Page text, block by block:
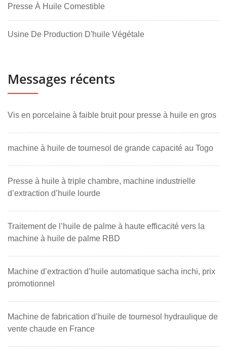
Presse À Huile Comestible
Usine De Production D'huile Végétale
Messages récents
Vis en porcelaine à faible bruit pour presse à huile en gros
machine à huile de tournesol de grande capacité au Togo
Presse à huile à triple chambre, machine industrielle
d’extraction d’huile lourde
Traitement de l’huile de palme à haute efficacité vers la
machine à huile de palme RBD
Machine d’extraction d’huile automatique sacha inchi, prix
promotionnel
Machine de fabrication d’huile de tournesol hydraulique de
vente chaude en France